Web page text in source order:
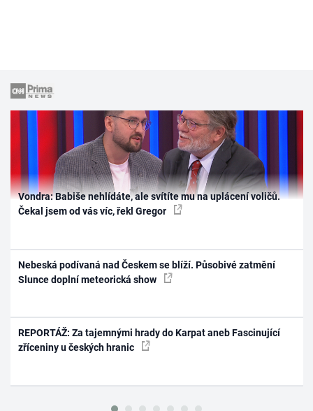
Vondra: Babiše nehlídáte, ale svítíte mu na uplácení voličů.
Čekal jsem od vás víc, řekl Gregor
Nebeská podívaná nad Českem se blíží. Působivé zatmění
Slunce doplní meteorická show
REPORTÁŽ: Za tajemnými hrady do Karpat aneb Fascinující
zříceniny u českých hranic